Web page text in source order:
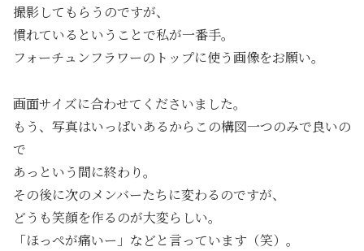
撮影してもらうのですが、
慣れているということで私が一番手。
フォーチュンフラワーのトップに使う画像をお願い。
画面サイズに合わせてくださいました。
もう、写真はいっぱいあるからこの構図一つのみで良いの
で
あっという間に終わり。
その後に次のメンバーたちに変わるのですが、
どうも笑顔を作るのが大変らしい。
「ほっぺが痛いー」などと言っています（笑）。